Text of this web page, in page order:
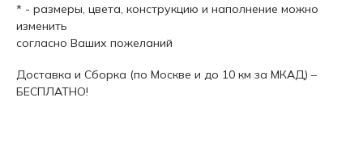
* - размеры, цвета, конструкцию и наполнение можно
изменить
согласно Ваших пожеланий
Доставка и Сборка (по Москве и до 10 км за МКАД) –
БЕСПЛАТНО!